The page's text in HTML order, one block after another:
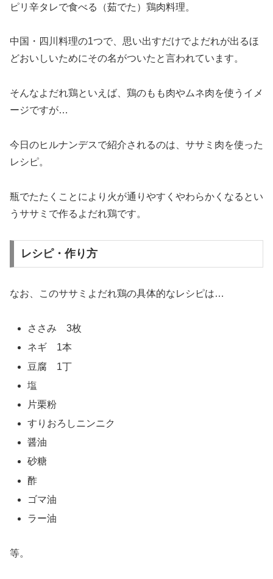
ピリ辛タレで食べる（茹でた）鶏肉料理。
中国・四川料理の1つで、思い出すだけでよだれが出るほ
どおいしいためにその名がついたと言われています。
そんなよだれ鶏といえば、鶏のもも肉やムネ肉を使うイメ
ージですが…
今日のヒルナンデスで紹介されるのは、ササミ肉を使った
レシピ。
瓶でたたくことにより火が通りやすくやわらかくなるとい
うササミで作るよだれ鶏です。
レシピ・作り方
なお、このササミよだれ鶏の具体的なレシピは…
ささみ 3枚
ネギ 1本
豆腐 1丁
塩
片栗粉
すりおろしニンニク
醤油
砂糖
酢
ゴマ油
ラー油
等。